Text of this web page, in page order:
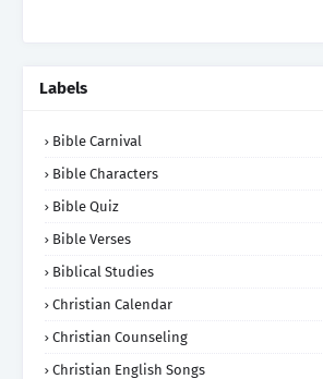
Labels
Bible Carnival
Bible Characters
Bible Quiz
Bible Verses
Biblical Studies
Christian Calendar
Christian Counseling
Christian English Songs